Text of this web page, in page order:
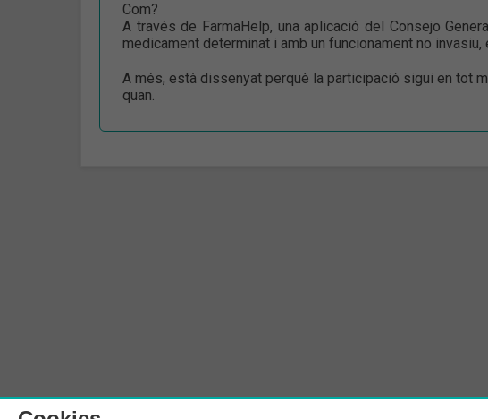
Com?
A través de FarmaHelp, una aplicació del Consejo
medicament determinat i amb un funcionament no
A més, està dissenyat perquè la participació sigui en tot
quan.